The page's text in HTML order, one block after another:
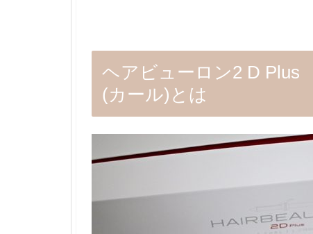
ヘアビューロン2 D Plus
(カール)とは